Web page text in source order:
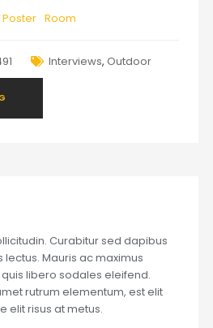
Poster Room
Interviews, Outdoor
Curabitur sed dapibus
lectus. Mauris ac maximus
libero sodales eleifend.
rutrum elementum, est elit
elit risus at metus.